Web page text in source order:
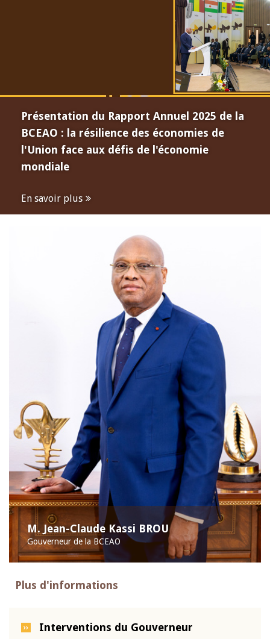
Présentation du Rapport Annuel 2025 de la
BCEAO : la résilience des économies de
l'Union face aux défis de l'économie
mondiale
En savoir plus
M. Jean-Claude Kassi BROU
Gouverneur de la BCEAO
Plus d'informations
Interventions du Gouverneur